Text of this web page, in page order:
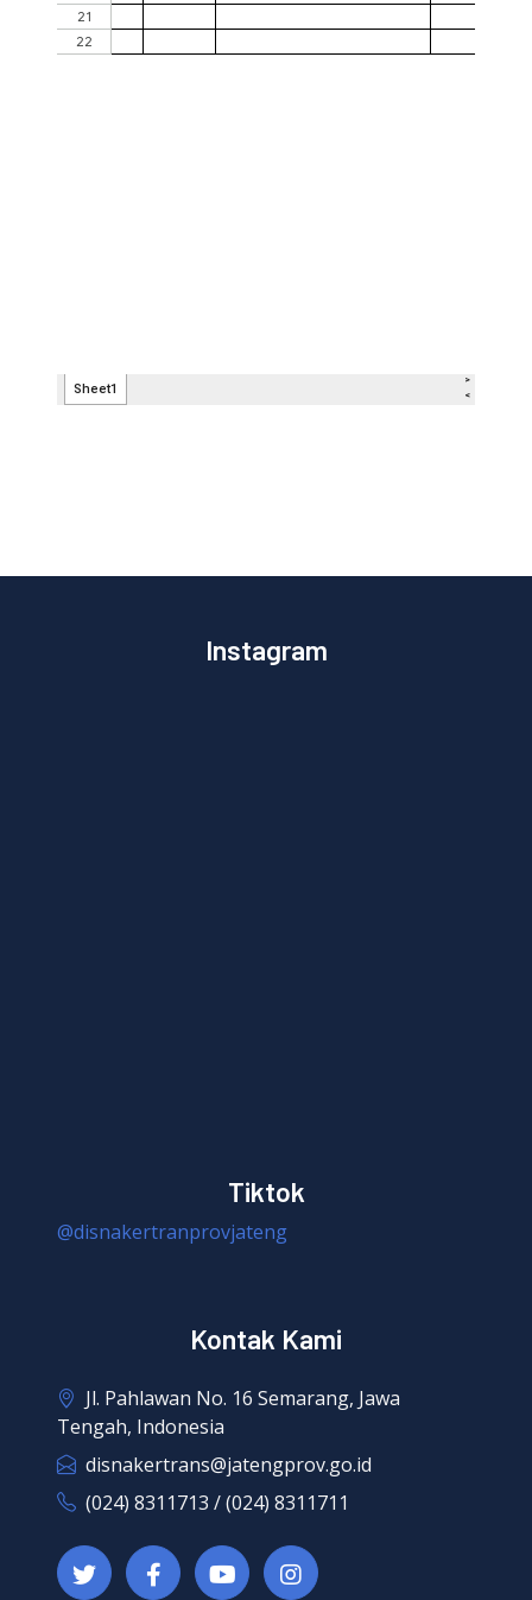
Instagram
Tiktok
@disnakertranprovjateng
Kontak Kami
Jl. Pahlawan No. 16 Semarang, Jawa
Tengah, Indonesia
disnakertrans@jatengprov.go.id
(024) 8311713 / (024) 8311711